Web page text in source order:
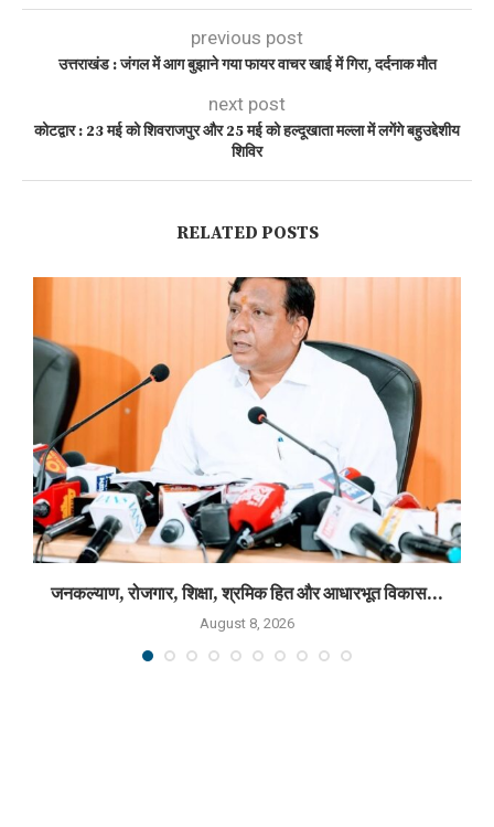
previous post
उत्तराखंड : जंगल में आग बुझाने गया फायर वाचर खाई में गिरा, दर्दनाक मौत
next post
कोटद्वार : 23 मई को शिवराजपुर और 25 मई को हल्दूखाता मल्ला में लगेंगे बहुउद्देशीय
शिविर
RELATED POSTS
जनकल्याण, रोजगार, शिक्षा, श्रमिक हित और आधारभूत विकास...
August 8, 2026